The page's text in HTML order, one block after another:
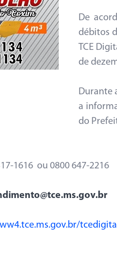
De
débitos
TCE
de
Durante
a
do
1616 ou 0800 647-2216